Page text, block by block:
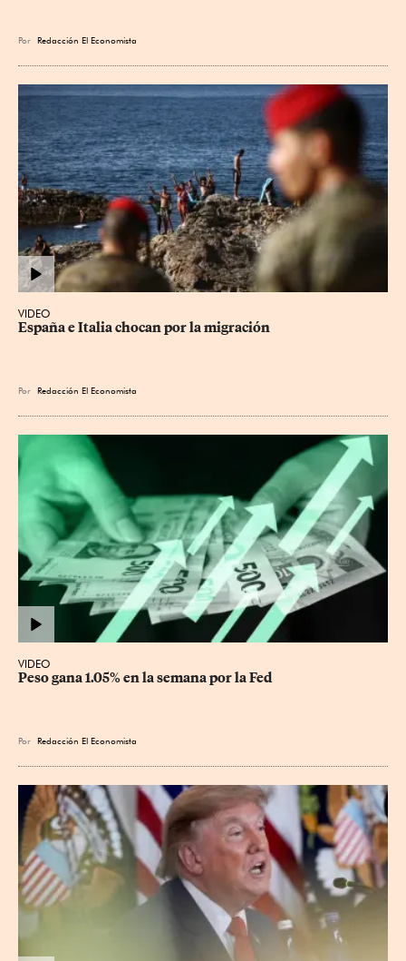
Por Redacción El Economista
VIDEO
España e Italia chocan por la migración
Por Redacción El Economista
VIDEO
Peso gana 1.05% en la semana por la Fed
Por Redacción El Economista